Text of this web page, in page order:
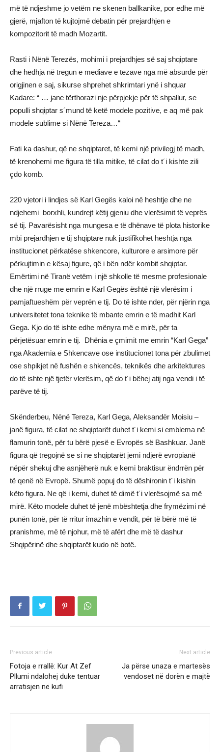
më të ndjeshme jo vetëm ne skenen ballkanike, por edhe më
gjerë, mjafton të kujtojmë debatin për prejardhjen e
kompozitorit të madh Mozartit.
Rasti i Nënë Terezës, mohimi i prejardhjes së saj shqiptare
dhe hedhja në tregun e mediave e tezave nga më absurde për
origjinen e saj, sikurse shprehet shkrimtari ynë i shquar
Kadare: “ … jane tërthorazi nje përpjekje për të shpallur, se
populli shqiptar s´mund të ketë modele pozitive, e aq më pak
modele sublime si Nënë Tereza…“
Fati ka dashur, qё ne shqiptaret, të kemi një privilegj të madh,
të krenohemi me figura të tilla mitike, të cilat do t´i kishte zili
çdo komb.
220 vjetori i lindjes së Karl Gegës kaloi në heshtje dhe ne
ndjehemi borxhli, kundrejt këtij gjeniu dhe vlerësimit të veprës
së tij. Pavarësisht nga mungesa e të dhënave të plota historike
mbi prejardhjen e tij shqiptare nuk justifikohet heshtja nga
institucionet përkatëse shkencore, kulturore e arsimore për
përkujtimin e kësaj figure, që i bën ndër kombit shqiptar.
Emërtimi në Tiranë vetëm i një shkolle të mesme profesionale
dhe një rruge me emrin e Karl Gegës është një vlerësim i
pamjaftueshëm për veprën e tij. Do të ishte nder, për njërin nga
universitetet tona teknike të mbante emrin e të madhit Karl
Gega. Kjo do të ishte edhe mënyra më e mirë, për ta
përjetësuar emrin e tij. Dhënia e çmimit me emrin “Karl Gega”
nga Akademia e Shkencave ose institucionet tona për zbulimet
ose shpikjet në fushën e shkencës, teknikës dhe arkitektures
do të ishte një tjetër vlerësim, që do t´i bëhej atij nga vendi i të
parëve të tij.
Skënderbeu, Nënë Tereza, Karl Gega, Aleksandër Moisiu –
janë figura, të cilat ne shqiptarët duhet t´i kemi si emblema në
flamurin tonë, për tu bërë pjesë e Evropës së Bashkuar. Janë
figura që tregojnë se si ne shqiptarët jemi ndjerë evropianë
nëpër shekuj dhe asnjëherë nuk e kemi braktisur ëndrrën për
të qenë në Evropë. Shumë popuj do të dëshironin t´i kishin
këto figura. Ne që i kemi, duhet të dimë t´i vlerësojmë sa më
mirë. Këto modele duhet të jenë mbështetja dhe frymëzimi në
punën tonë, për të rritur imazhin e vendit, për të bërë më të
pranishme, më të njohur, më të afërt dhe më të dashur
Shqipërinë dhe shqiptarët kudo në botë.
Previous article
Fotoja e rrallë: Kur At Zef
Pllumi ndalohej duke tentuar
arratisjen në kufi
Next article
Ja përse unaza e martesës
vendoset në dorën e majtë